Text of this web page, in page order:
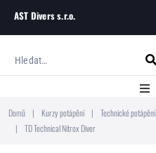
AST Divers s.r.o.
Domů
Domů | Kurzy potápění |
Technické potápění
|
TD Technical Nitrox Diver